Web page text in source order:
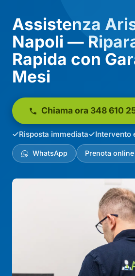
Assistenza
Napoli —
Rapida con
Mesi
Chiama ora 348 610
Risposta immediata Intervento
WhatsApp Prenota online